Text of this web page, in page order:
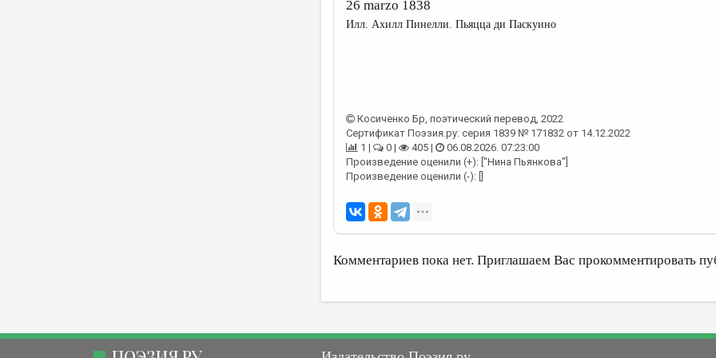
26 marzo 1838
Илл. Ахилл Пинелли. Пьяцца ди Паскуино
Косиченко Бр, поэтический перевод, 2022
Сертификат Поэзия.ру: серия 1839 № 171832 от 14.12.2022
1 |
0 | 405 |
06.08.2026. 07:23:00
Произведение оценили (+): ["Нина Пьянкова"]
Произведение оценили (-): []
Комментариев пока нет. Приглашаем Вас прокомментировать